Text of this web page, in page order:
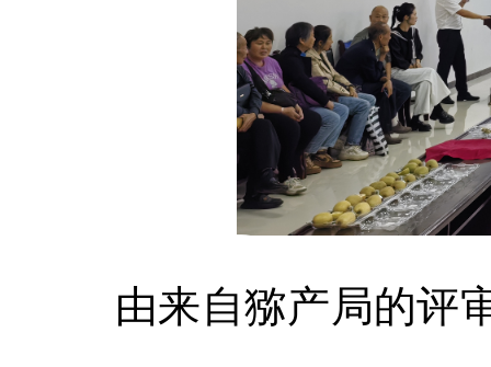
由来自猕产局的评